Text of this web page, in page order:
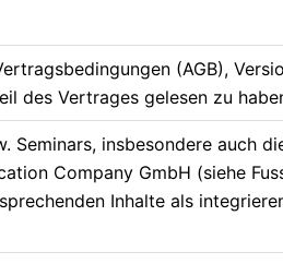
(AGB),
des Vertrages gelesen zu
Seminars, insbesondere auch
Company GmbH (siehe
Inhalte als